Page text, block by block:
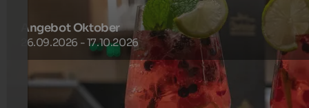
Angebot Oktober
26.09.2026 - 17.10.2026
Wir laden Sie ein, gemeinsam mit uns die Neueröffnung
des Hotel Purvita zu feiern, und haben uns deshalb ein
besonderes Geschenk für Sie ausgedacht.